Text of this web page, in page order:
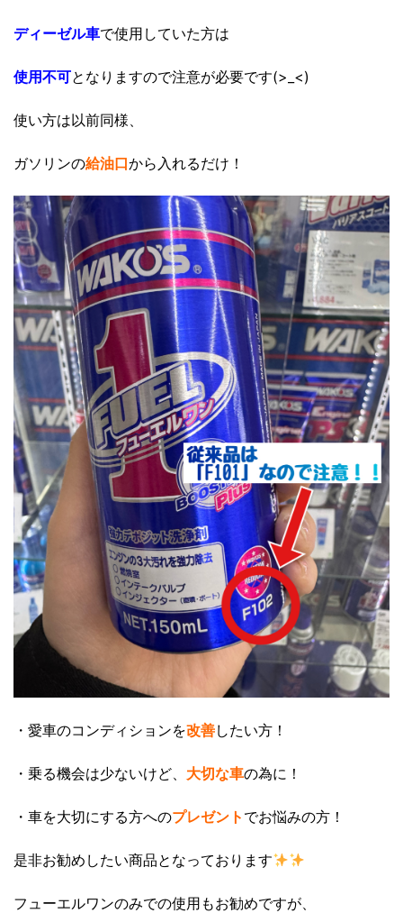
ディーゼル車で使用していた方は
使用不可となりますので注意が必要です(>_<)
使い方は以前同様、
ガソリンの給油口から入れるだけ！
・愛車のコンディションを改善したい方！
・乗る機会は少ないけど、 大切な車の為に！
・車を大切にする方へのプレゼント でお悩みの方！
是非お勧めしたい商品となっております
フューエルワンのみでの使用もお勧めですが、